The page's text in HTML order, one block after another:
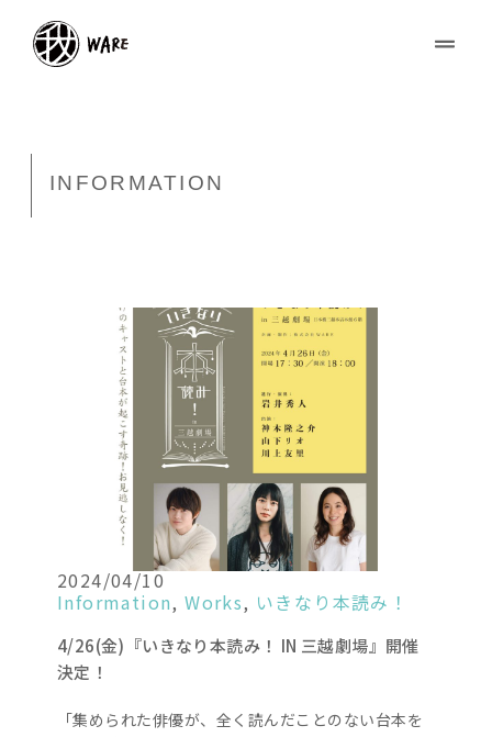
INFORMATION
2024/04/10
Information,Works, いきなり本読み！
4/26(金)『いきなり本読み！ IN 三越劇場』開催
決定！
「集められた俳優が、全く読んだことのない台本を